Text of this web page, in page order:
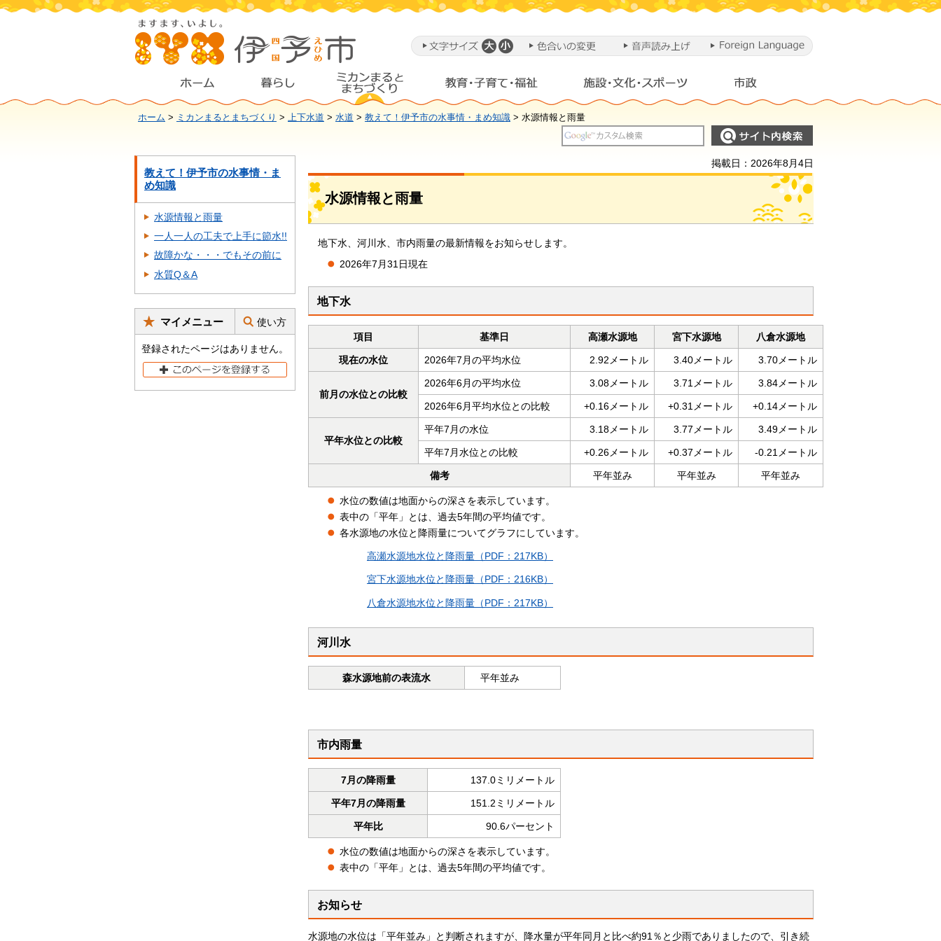
ホーム > ミカンまるとまちづくり > 上下水道 > 水道 > 教えて！伊予市の水事情・まめ知識 > 水源情報と雨量
教えて！伊予市の水事情・ま
め知識
水源情報と雨量
一人一人の工夫で上手に節水!!
故障かな・・・でもその前に
水質Q＆A
マイメニュー 使い方
登録されたページはありません。
掲載日：2026年8月4日
水源情報と雨量
地下水、河川水、市内雨量の最新情報をお知らせします。
2026年7月31日現在
地下水
項目 基準日 高瀬水源地 宮下水源地 八倉水源地
現在の水位 2026年7月の平均水位 2.92メートル 3.40メートル 3.70メートル
前月の水位との比較
2026年6月の平均水位 3.08メートル 3.71メートル 3.84メートル
2026年6月平均水位との比較 +0.16メートル +0.31メートル +0.14メートル
平年水位との比較
平年7月の水位 3.18メートル 3.77メートル 3.49メートル
平年7月水位との比較 +0.26メートル +0.37メートル -0.21メートル
備考 平年並み 平年並み 平年並み
水位の数値は地面からの深さを表示しています。
表中の「平年」とは、過去5年間の平均値です。
各水源地の水位と降雨量についてグラフにしています。
高瀬水源地水位と降雨量（PDF：217KB）
宮下水源地水位と降雨量（PDF：216KB）
八倉水源地水位と降雨量（PDF：217KB）
河川水
森水源地前の表流水 平年並み
市内雨量
7月の降雨量 137.0ミリメートル
平年7月の降雨量 151.2ミリメートル
平年比 90.6パーセント
水位の数値は地面からの深さを表示しています。
表中の「平年」とは、過去5年間の平均値です。
お知らせ
水源地の水位は「平年並み」と判断されますが、降水量が平年同月と比べ約91％と少雨でありましたので、引き続